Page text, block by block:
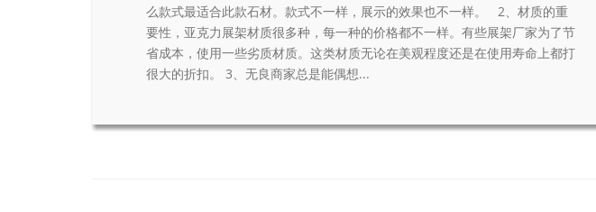
么款式最适合此款石材。款式不一样，展示的效果也不一样。 2、材质的重
要性，亚克力展架材质很多种，每一种的价格都不一样。有些展架厂家为了节
省成本，使用一些劣质材质。这类材质无论在美观程度还是在使用寿命上都打
很大的折扣。 3、无良商家总是能偶想...